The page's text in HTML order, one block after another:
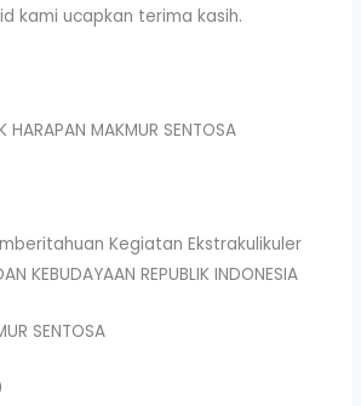
kami ucapkan terima kasih.
MAKMUR SENTOSA
Kegiatan Ekstrakulikuler
KEBUDAYAAN REPUBLIK INDONESIA
SENTOSA